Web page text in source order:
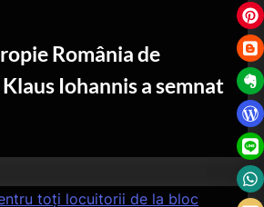
România de
Iohannis a semnat